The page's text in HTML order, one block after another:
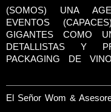
(SOMOS) UNA
EVENTOS
GIGANTES COMO
DETALLISTAS Y
PACKAGING DE
El Señor Wom &